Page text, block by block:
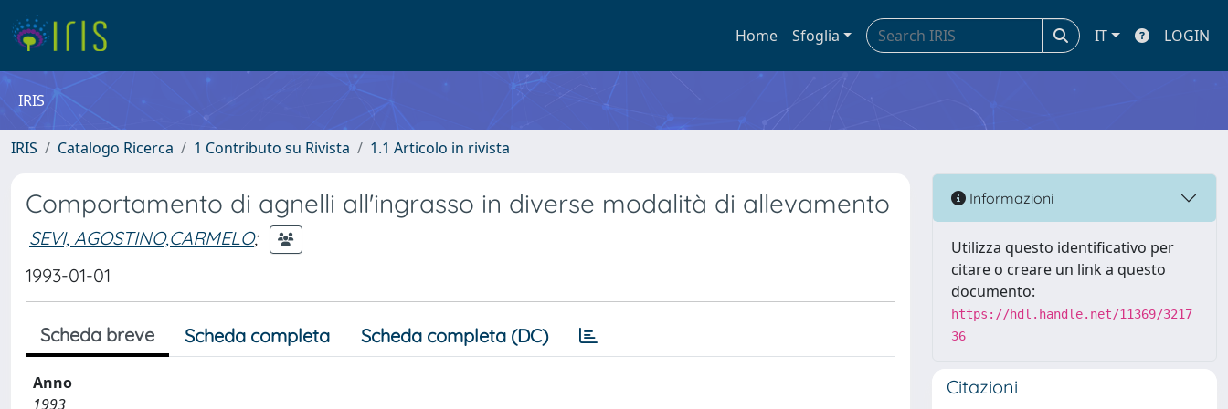
Home Sfoglia IT LOGIN
IRIS
IRIS Catalogo Ricerca 1 Contributo su Rivista 1.1 Articolo in rivista
Comportamento di agnelli all'ingrasso in diverse modalità di allevamento
SEVI, AGOSTINO,CARMELO;
1993-01-01
Scheda breve Scheda completa Scheda completa (DC)
Anno
1993
Informazioni
Utilizza questo identificativo per
citare o creare un link a questo
documento:
https://hdl.handle.net/11369/3217
36
Citazioni